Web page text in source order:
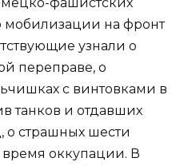
мобилизации на фронт
узнали о
переправе, о
с винтовками в
танков и отдавших
о страшных шести
оккупации. В